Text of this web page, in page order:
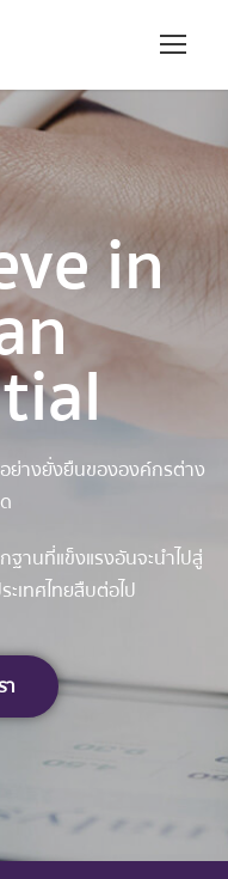
in
อย่างยั่งยืนขององค์กรต่าง
านที่แข็งแรงอันจะนำไปสู่
ทศไทยสืบต่อไป
า